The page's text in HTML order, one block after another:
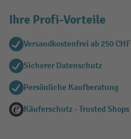
Ihre Profi-Vorteile
Versandkostenfrei ab 250 CHF
Sicherer Datenschutz
Persönliche Kaufberatung
Käuferschutz - Trusted Shops